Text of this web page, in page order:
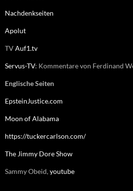
Nachdenkseiten
Apolut
TVAuf1.tv
Servus-TV: Kommentare von Ferdinand
Englische Seiten
EpsteinJustice.com
Moon of Alabama
https://tuckercarlson.com/
The Jimmy Dore Show
Sammy Obeid,youtube